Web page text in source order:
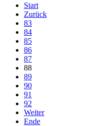
Start
Zurück
83
84
85
86
87
88
89
90
91
92
Weiter
Ende